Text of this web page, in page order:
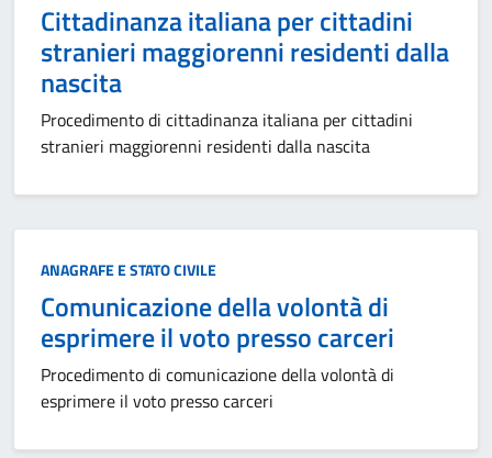
Cittadinanza italiana per cittadini
stranieri maggiorenni residenti dalla
nascita
Procedimento di cittadinanza italiana per cittadini
stranieri maggiorenni residenti dalla nascita
Categoria:
ANAGRAFE E STATO CIVILE
Comunicazione della volontà di
esprimere il voto presso carceri
Procedimento di comunicazione della volontà di
esprimere il voto presso carceri